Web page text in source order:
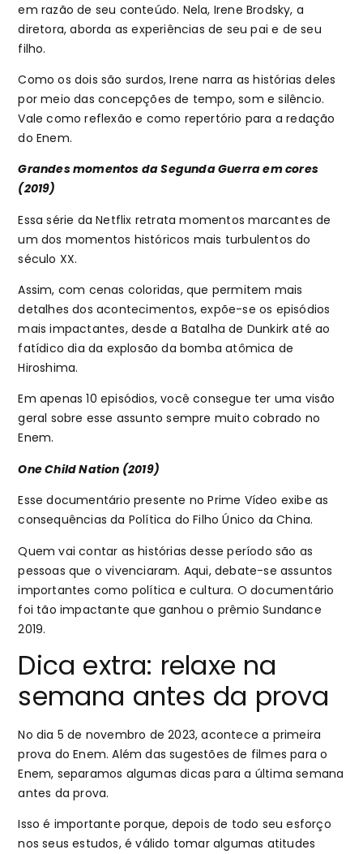
em razão de seu conteúdo. Nela, Irene Brodsky, a
diretora, aborda as experiências de seu pai e de seu
filho.
Como os dois são surdos, Irene narra as histórias deles
por meio das concepções de tempo, som e silêncio.
Vale como reflexão e como repertório para a redação
do Enem.
Grandes momentos da Segunda Guerra em cores
(2019)
Essa série da Netflix retrata momentos marcantes de
um dos momentos históricos mais turbulentos do
século XX.
Assim, com cenas coloridas, que permitem mais
detalhes dos acontecimentos, expõe-se os episódios
mais impactantes, desde a Batalha de Dunkirk até ao
fatídico dia da explosão da bomba atômica de
Hiroshima.
Em apenas 10 episódios, você consegue ter uma visão
geral sobre esse assunto sempre muito cobrado no
Enem.
One Child Nation (2019)
Esse documentário presente no Prime Vídeo exibe as
consequências da Política do Filho Único da China.
Quem vai contar as histórias desse período são as
pessoas que o vivenciaram. Aqui, debate-se assuntos
importantes como política e cultura. O documentário
foi tão impactante que ganhou o prêmio Sundance
2019.
Dica extra: relaxe na
semana antes da prova
No dia 5 de novembro de 2023, acontece a primeira
prova do Enem. Além das sugestões de filmes para o
Enem, separamos algumas dicas para a última semana
antes da prova.
Isso é importante porque, depois de todo seu esforço
nos seus estudos, é válido tomar algumas atitudes